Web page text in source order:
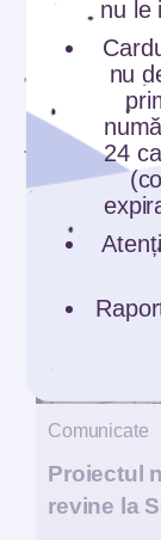
TE-AR
Comunicate
Proiectul
revine la
nu le
nu
24